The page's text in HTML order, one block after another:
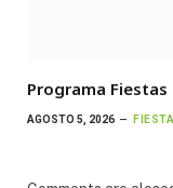
Programa
AGOSTO 5, 2026